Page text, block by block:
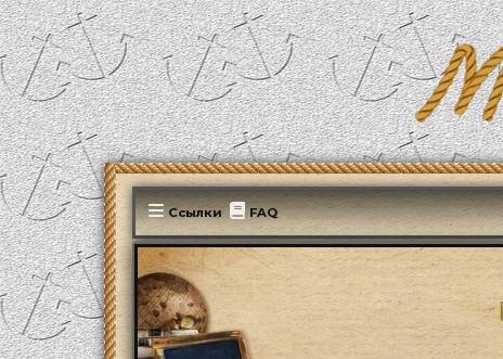
Ссылки FAQ